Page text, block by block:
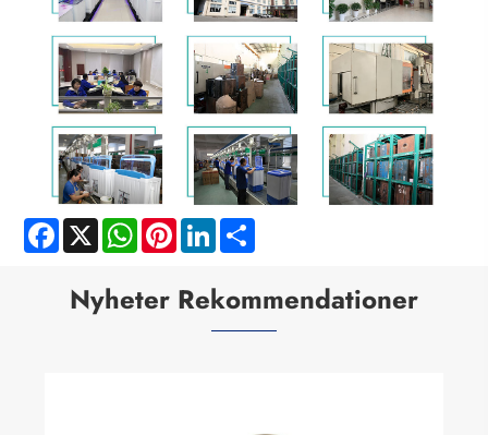
Facebook
X WhatsApp
PinterestLinkedIn
Nyheter Rekommendationer